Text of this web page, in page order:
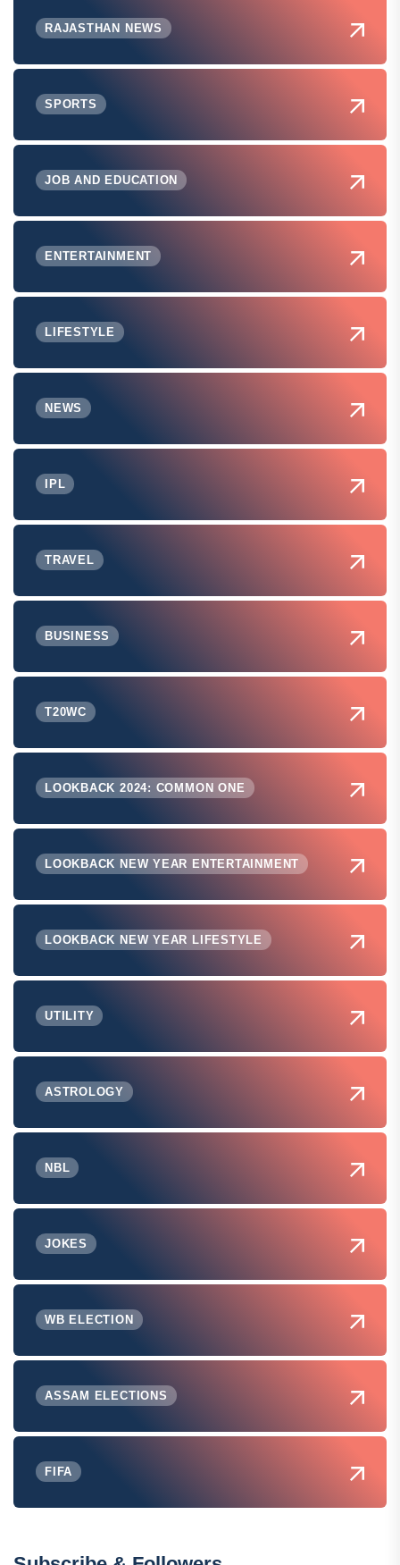
RAJASTHAN NEWS
SPORTS
JOB AND EDUCATION
ENTERTAINMENT
LIFESTYLE
NEWS
IPL
TRAVEL
BUSINESS
T20WC
LOOKBACK 2024: COMMON ONE
LOOKBACK NEW YEAR ENTERTAINMENT
LOOKBACK NEW YEAR LIFESTYLE
UTILITY
ASTROLOGY
NBL
JOKES
WB ELECTION
ASSAM ELECTIONS
FIFA